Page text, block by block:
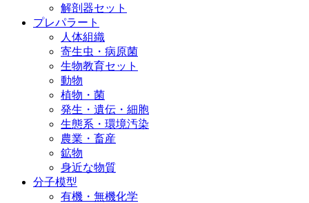
解剖器セット
プレパラート
人体組織
寄生虫・病原菌
生物教育セット
動物
植物・菌
発生・遺伝・細胞
生態系・環境汚染
農業・畜産
鉱物
身近な物質
分子模型
有機・無機化学